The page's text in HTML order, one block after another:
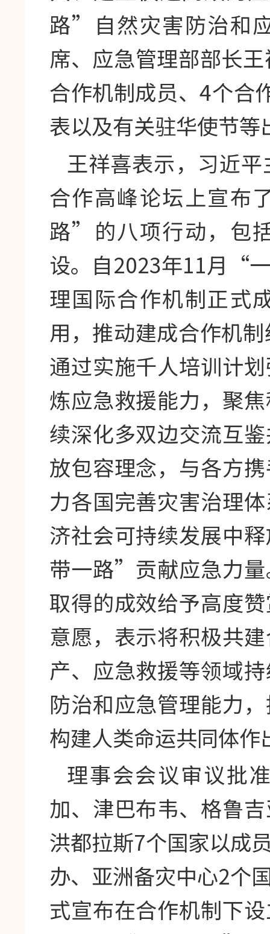
路”自然灾害防治和
席、应急管理部部长
合作机制成员、4个合
表以及有关驻华使节等
王祥喜表示，习近
合作高峰论坛上宣布
路”的八项行动，包
设。自2023年11月“
理国际合作机制正式
用，推动建成合作机
通过实施千人培训计
炼应急救援能力，聚
续深化多双边交流互
放包容理念，与各方
力各国完善灾害治理
济社会可持续发展中
带一路”贡献应急力
取得的成效给予高度
意愿，表示将积极共
产、应急救援等领域
防治和应急管理能力
构建人类命运共同体作
理事会会议审议批
加、津巴布韦、格鲁
洪都拉斯7个国家以成
办、亚洲备灾中心2个
式宣布在合作机制下